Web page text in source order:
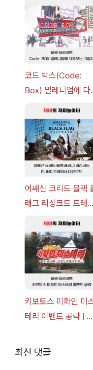
코드 박스(Code:
Box) 밀레니엄에 다
략 [복각] | 블루 아카
이브
어쌔신 크리드 블랙
래그 리싱크드 트레이
v1.0+] 다운로드
키보토스 미확인 미
테리 이벤트 공략 | 블
최신 댓글